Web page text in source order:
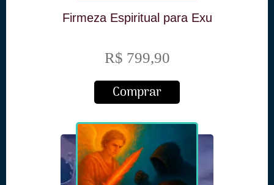
Firmeza Espiritual para Exu
R$ 799,90
Comprar